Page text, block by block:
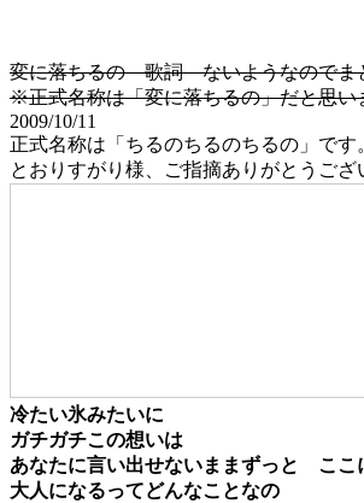
変に落ちるの 歌詞 ないようなのでま
※正式名称は「変に落ちるの」だと思い
2009/10/11
正式名称は「ちるのちるのちるの」です
とおりすがり様、ご指摘ありがとうござ
冷たい氷みたいに
ガチガチこの想いは
あなたに言い出せないままずっと ここ
大人になるってどんなことなの